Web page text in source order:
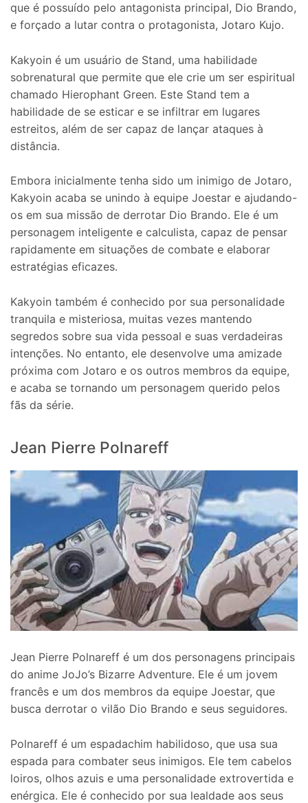
que é possuído pelo antagonista principal, Dio Brando,
e forçado a lutar contra o protagonista, Jotaro Kujo.
Kakyoin é um usuário de Stand, uma habilidade
sobrenatural que permite que ele crie um ser espiritual
chamado Hierophant Green. Este Stand tem a
habilidade de se esticar e se infiltrar em lugares
estreitos, além de ser capaz de lançar ataques à
distância.
Embora inicialmente tenha sido um inimigo de Jotaro,
Kakyoin acaba se unindo à equipe Joestar e ajudando-
os em sua missão de derrotar Dio Brando. Ele é um
personagem inteligente e calculista, capaz de pensar
rapidamente em situações de combate e elaborar
estratégias eficazes.
Kakyoin também é conhecido por sua personalidade
tranquila e misteriosa, muitas vezes mantendo
segredos sobre sua vida pessoal e suas verdadeiras
intenções. No entanto, ele desenvolve uma amizade
próxima com Jotaro e os outros membros da equipe,
e acaba se tornando um personagem querido pelos
fãs da série.
Jean Pierre Polnareff
Jean Pierre Polnareff é um dos personagens principais
do anime JoJo’s Bizarre Adventure. Ele é um jovem
francês e um dos membros da equipe Joestar, que
busca derrotar o vilão Dio Brando e seus seguidores.
Polnareff é um espadachim habilidoso, que usa sua
espada para combater seus inimigos. Ele tem cabelos
loiros, olhos azuis e uma personalidade extrovertida e
enérgica. Ele é conhecido por sua lealdade aos seus